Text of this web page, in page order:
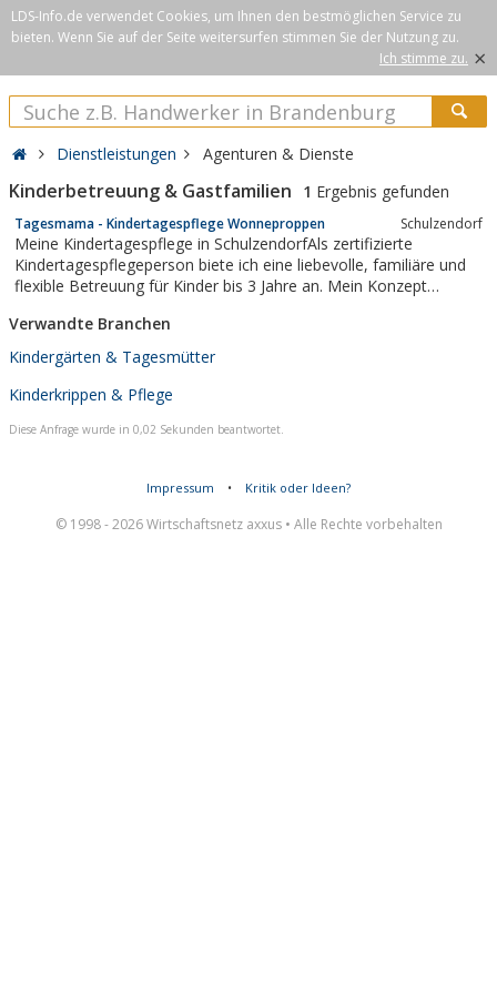
LDS-Info.de verwendet Cookies, um Ihnen den bestmöglichen Service zu
bieten. Wenn Sie auf der Seite weitersurfen stimmen Sie der Nutzung zu.
Ich stimme zu. ×
Dienstleistungen Agenturen & Dienste
Kinderbetreuung & Gastfamilien 1 Ergebnis gefunden
Tagesmama - Kindertagespflege Wonneproppen Schulzendorf
Meine Kindertagespflege in SchulzendorfAls zertifizierte
Kindertagespflegeperson biete ich eine liebevolle, familiäre und
flexible Betreuung für Kinder bis 3 Jahre an. Mein Konzept
Bildungsangebote. In meiner kleinen Gruppe mit maximal fünf
Kindern erleben die...
Verwandte Branchen
Kindergärten & Tagesmütter
Kinderkrippen & Pflege
Diese Anfrage wurde in 0,02 Sekunden beantwortet.
Impressum • Kritik oder Ideen?
© 1998 - 2026 Wirtschaftsnetz axxus • Alle Rechte vorbehalten